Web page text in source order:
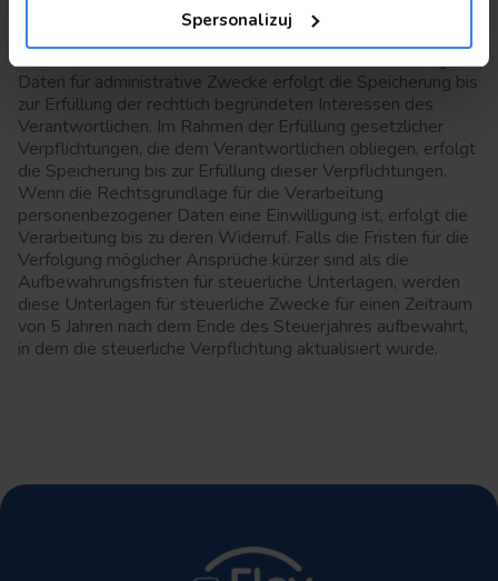
Spersonalizuj
zum Ablauf der Verjährungsfristen für gegenseitige
Zeitraum von 6 Jahren, aufbewahrt. Bei der Verarbeitung von
Daten für administrative Zwecke erfolgt die Speicherung bis
zur Erfüllung der rechtlich begründeten Interessen des
Verantwortlichen. Im Rahmen der Erfüllung gesetzlicher
Verpflichtungen, die dem Verantwortlichen obliegen, erfolgt
die Speicherung bis zur Erfüllung dieser Verpflichtungen.
Wenn die Rechtsgrundlage für die Verarbeitung
personenbezogener Daten eine Einwilligung ist, erfolgt die
Verarbeitung bis zu deren Widerruf. Falls die Fristen für die
Verfolgung möglicher Ansprüche kürzer sind als die
Aufbewahrungsfristen für steuerliche Unterlagen, werden
diese Unterlagen für steuerliche Zwecke für einen Zeitraum
von 5 Jahren nach dem Ende des Steuerjahres aufbewahrt,
in dem die steuerliche Verpflichtung aktualisiert wurde.